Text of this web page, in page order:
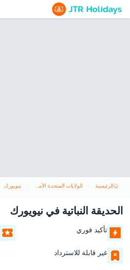
الرئيسية الولايات المتحدة الأمريكية نيويورك
الحديقة النباتية في نيويورك
تأكيد فوري
غير قابلة للاسترداد